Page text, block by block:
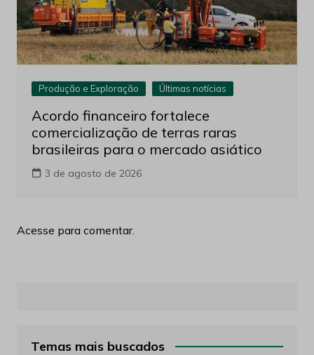
Produção e Exploração Últimas notícias
Acordo financeiro fortalece
comercialização de terras raras
brasileiras para o mercado asiático
3 de agosto de 2026
Acesse para comentar.
Temas mais buscados